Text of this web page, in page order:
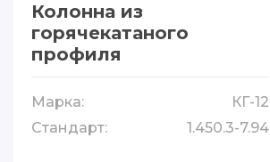
Колонна из
горячекатаного
профиля
Марка:
КГ-12
Стандарт:
1.450.3-7.94